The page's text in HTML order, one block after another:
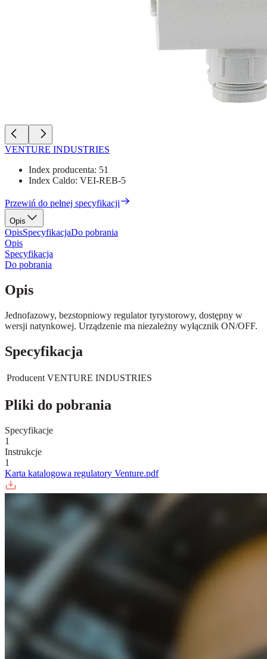
VENTURE INDUSTRIES
Index producenta: 51
Index Caldo: VEI-REB-5
Przewiń do pełnej specyfikacji
Opis
OpisSpecyfikacjaDo pobrania
Opis
Specyfikacja
Do pobrania
Opis
Jednofazowy, bezstopniowy regulator tyrystorowy, dostępny w
wersji natynkowej. Urządzenie ma niezależny wyłącznik ON/OFF.
Specyfikacja
Producent VENTURE INDUSTRIES
Pliki do pobrania
Specyfikacje
1
Instrukcje
1
Karta katalogowa regulatory Venture.pdf